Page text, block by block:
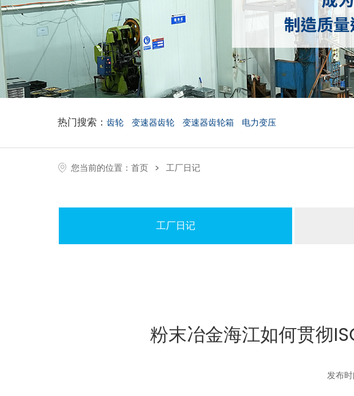
热门搜索：齿轮 变速器齿轮 变速器齿轮箱 电力变压
您当前的位置：首页 > 工厂日记
工厂日记
粉末冶金海江如何贯彻
发布